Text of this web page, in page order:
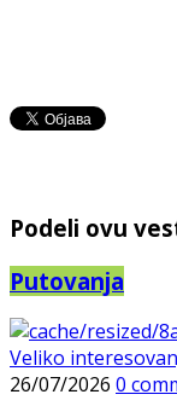
Podeli ovu
Putovanja
Veliko
26/07/2026 0